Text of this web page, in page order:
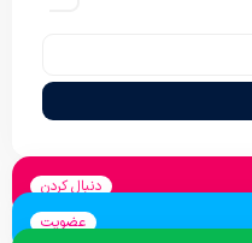
دنبال کردن
عضویت